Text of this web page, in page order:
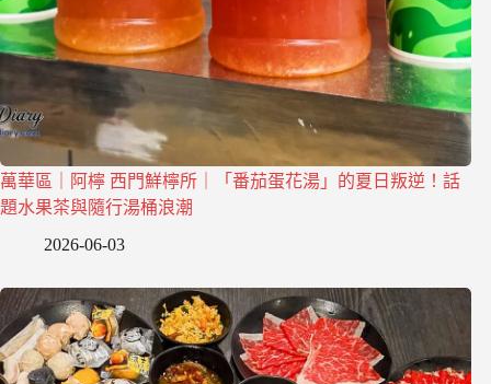
萬華區｜阿檸 西門鮮檸所｜「番茄蛋花湯」的夏日叛逆！話
題水果茶與隨行湯桶浪潮
2026-06-03